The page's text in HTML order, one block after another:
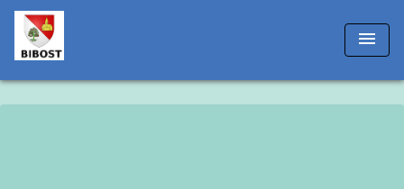
!-- Matomo -->
menu